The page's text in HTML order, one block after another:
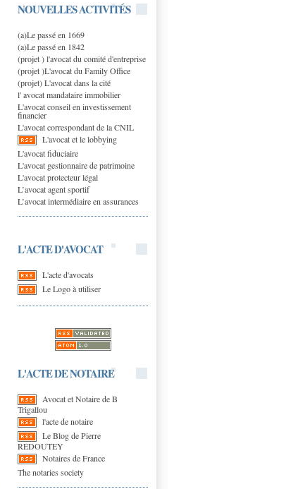
NOUVELLES ACTIVITÉS
(a)Le passé en 1669
(a)Le passé en 1842
(projet ) l'avocat du comité d'entreprise
(projet )L'avocat du Family Office
(projet) L'avocat dans la cité
l' avocat mandataire immobilier
L'avocat conseil en investissement
financier
L'avocat correspondant de la CNIL
L'avocat et le lobbying
L'avocat fiduciaire
L'avocat gestionnaire de patrimoine
L'avocat protecteur légal
L’avocat agent sportif
L’avocat intermédiaire en assurances
L'ACTE D'AVOCAT
L'acte d'avocats
Le Logo à utiliser
L'ACTE DE NOTAIRE
Avocat et Notaire de B
Trigallou
l'acte de notaire
Le Blog de Pierre
REDOUTEY
Notaires de France
The notaries society